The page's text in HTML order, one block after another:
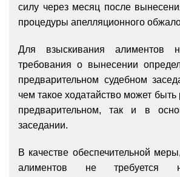
силу через месяц после
процедуры апелляционного
Для взыскивания алиментов
требования о вынесении
предварительном судебном
чем такое ходатайство может быть
предварительном, так и в
заседании.
В качестве обеспечительной
алиментов не требуется